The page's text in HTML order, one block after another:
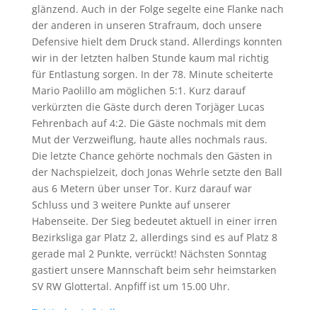
glänzend. Auch in der Folge segelte eine Flanke nach
der anderen in unseren Strafraum, doch unsere
Defensive hielt dem Druck stand. Allerdings konnten
wir in der letzten halben Stunde kaum mal richtig
für Entlastung sorgen. In der 78. Minute scheiterte
Mario Paolillo am möglichen 5:1. Kurz darauf
verkürzten die Gäste durch deren Torjäger Lucas
Fehrenbach auf 4:2. Die Gäste nochmals mit dem
Mut der Verzweiflung, haute alles nochmals raus.
Die letzte Chance gehörte nochmals den Gästen in
der Nachspielzeit, doch Jonas Wehrle setzte den Ball
aus 6 Metern über unser Tor. Kurz darauf war
Schluss und 3 weitere Punkte auf unserer
Habenseite. Der Sieg bedeutet aktuell in einer irren
Bezirksliga gar Platz 2, allerdings sind es auf Platz 8
gerade mal 2 Punkte, verrückt! Nächsten Sonntag
gastiert unsere Mannschaft beim sehr heimstarken
SV RW Glottertal. Anpfiff ist um 15.00 Uhr.